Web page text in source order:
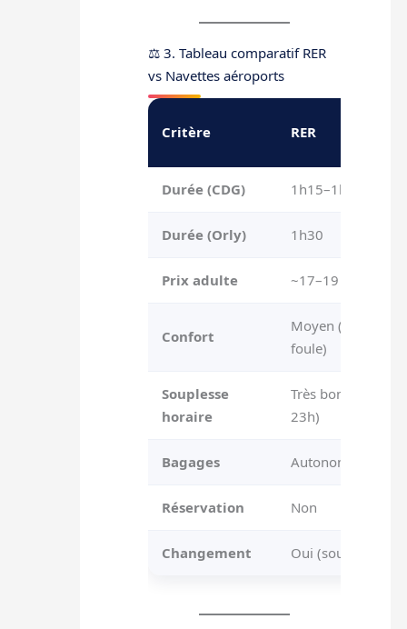
⚖️ 3. Tableau comparatif RER
vs Navettes aéroports
Critère RER
Durée (CDG) 1h15–1h30
Durée (Orly) 1h30
Prix adulte ~17–19 €
Confort
Moyen
foule)
Souplesse
horaire
Très bonne (RER
23h)
Bagages Autonome
Réservation Non
Changement Oui (souvent à